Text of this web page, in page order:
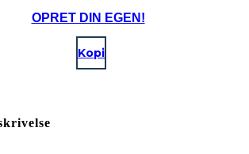
OPRET DIN EGEN!
Kopi